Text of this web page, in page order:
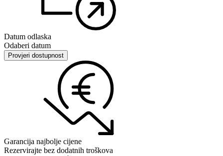
Datum odlaska
Odaberi datum
Provjeri dostupnost
Garancija najbolje cijene
Rezervirajte bez dodatnih troškova